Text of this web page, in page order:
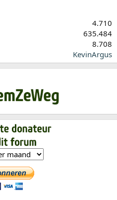
4.710
635.484
8.708
KevinArgus